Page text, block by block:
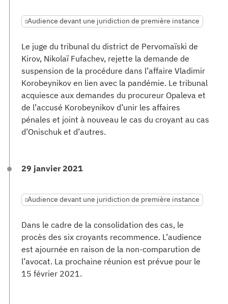
Audience devant une juridiction de première instance
Le juge du tribunal du district de Pervomaïski de
Kirov, Nikolaï Fufachev, rejette la demande de
suspension de la procédure dans l’affaire Vladimir
Korobeynikov en lien avec la pandémie. Le tribunal
acquiesce aux demandes du procureur Opaleva et
de l’accusé Korobeynikov d’unir les affaires
pénales et joint à nouveau le cas du croyant au cas
d’Onischuk et d’autres.
29 janvier 2021
Audience devant une juridiction de première instance
Dans le cadre de la consolidation des cas, le
procès des six croyants recommence. L’audience
est ajournée en raison de la non-comparution de
l’avocat. La prochaine réunion est prévue pour le
15 février 2021.